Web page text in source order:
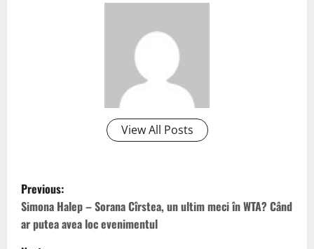
View All Posts
P
o
s
Previous:
Simona Halep – Sorana Cîrstea, un ultim meci în WTA? Când
ar putea avea loc evenimentul